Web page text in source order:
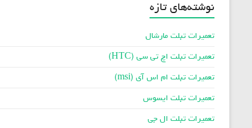
نوشته‌های تازه
تعمیرات تبلت مارشال
تعمیرات تبلت اچ تی سی (HTC)
تعمیرات تبلت ام اس آی (msi)
تعمیرات تبلت ایسوس
تعمیرات تبلت ال جی